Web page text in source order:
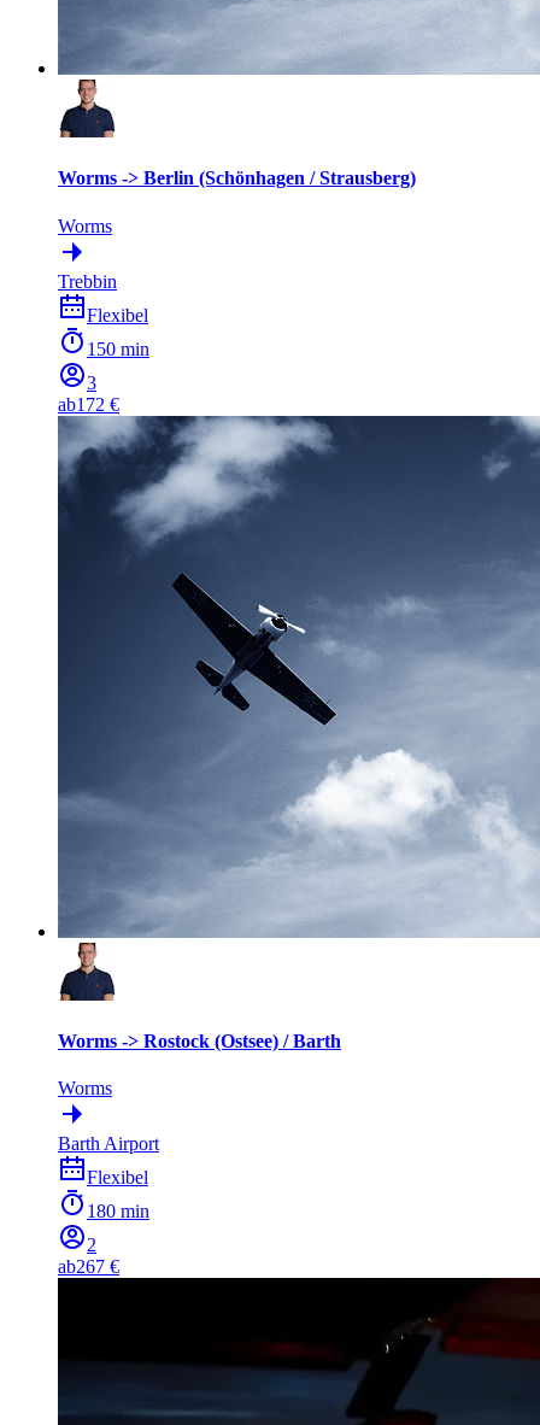
Worms -> Berlin (Schönhagen / Strausberg)
Worms
Trebbin
Flexibel
150 min
3
ab172 €
Worms -> Rostock (Ostsee) / Barth
Worms
Barth Airport
Flexibel
180 min
2
ab267 €